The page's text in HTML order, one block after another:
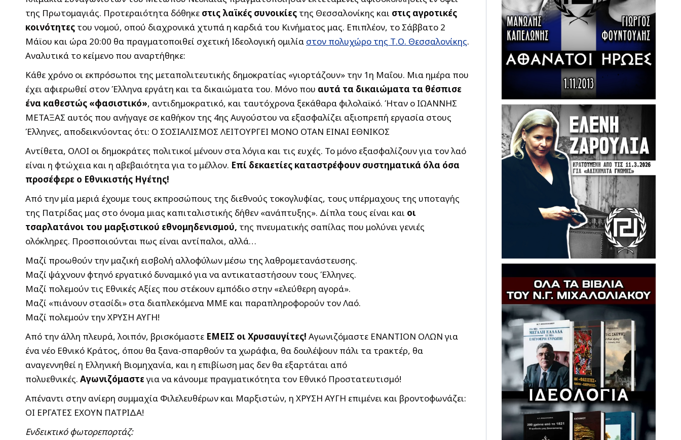
της Πρωτομαγιάς. Προτεραιότητα δόθηκε στις λαϊκές συνοικίες της Θεσσαλονίκης και στις αγροτικές
κοινότητες του νομού, οπού διαχρονικά χτυπά η καρδιά του Κινήματος μας. Επιπλέον, το Σάββατο 2
Μάϊου και ώρα 20:00 θα πραγματοποιθεί σχετική Ιδεολογική ομιλία στον πολυχώρο της Τ.Ο. Θεσσαλονίκης.
Αναλυτικά το κείμενο που αναρτήθηκε:
Κάθε χρόνο οι εκπρόσωποι της μεταπολιτευτικής δημοκρατίας «γιορτάζουν» την 1η Μαΐου. Μια ημέρα που
έχει αφιερωθεί στον Έλληνα εργάτη και τα δικαιώματα του. Μόνο που αυτά τα δικαιώματα τα θέσπισε
ένα καθεστώς «φασιστικό», αντιδημοκρατικό, και ταυτόχρονα ξεκάθαρα φιλολαϊκό. Ήταν ο ΙΩΑΝΝΗΣ
ΜΕΤΑΞΑΣ αυτός που ανήγαγε σε καθήκον της 4ης Αυγούστου να εξασφαλίζει αξιοπρεπή εργασία στους
Έλληνες, αποδεικνύοντας ότι: Ο ΣΟΣΙΑΛΙΣΜΟΣ ΛΕΙΤΟΥΡΓΕΙ ΜΟΝΟ ΟΤΑΝ ΕΙΝΑΙ ΕΘΝΙΚΟΣ
Αντίθετα, ΟΛΟΙ οι δημοκράτες πολιτικοί μένουν στα λόγια και τις ευχές. Το μόνο εξασφαλίζουν για τον λαό
είναι η φτώχεια και η αβεβαιότητα για το μέλλον. Επί δεκαετίες καταστρέφουν συστηματικά όλα όσα
προσέφερε ο Εθνικιστής Ηγέτης!
Από την μία μεριά έχουμε τους εκπροσώπους της διεθνούς τοκογλυφίας, τους υπέρμαχους της υποταγής
της Πατρίδας μας στο όνομα μιας καπιταλιστικής δήθεν «ανάπτυξης». Δίπλα τους είναι και οι
τσαρλατάνοι του μαρξιστικού εθνομηδενισμού, της πνευματικής σαπίλας που μολύνει γενιές
ολόκληρες. Προσποιούνται πως είναι αντίπαλοι, αλλά…
Μαζί προωθούν την μαζική εισβολή αλλοφύλων μέσω της λαθρομετανάστευσης.
Μαζί ψάχνουν φτηνό εργατικό δυναμικό για να αντικαταστήσουν τους Έλληνες.
Μαζί πολεμούν τις Εθνικές Αξίες που στέκουν εμπόδιο στην «ελεύθερη αγορά».
Μαζί «πιάνουν στασίδι» στα διαπλεκόμενα ΜΜΕ και παραπληροφορούν τον Λαό.
Μαζί πολεμούν την ΧΡΥΣΗ ΑΥΓΗ!
Από την άλλη πλευρά, λοιπόν, βρισκόμαστε ΕΜΕΙΣ οι Χρυσαυγίτες! Αγωνιζόμαστε ΕΝΑΝΤΙΟΝ ΟΛΩΝ για
ένα νέο Εθνικό Κράτος, όπου θα ξανα-σπαρθούν τα χωράφια, θα δουλέψουν πάλι τα τρακτέρ, θα
αναγεννηθεί η Ελληνική Βιομηχανία, και η επιβίωση μας δεν θα εξαρτάται από
πολυεθνικές. Αγωνιζόμαστεγια να κάνουμε πραγματικότητα τον Εθνικό Προστατευτισμό!
Απέναντι στην ανίερη συμμαχία Φιλελευθέρων και Μαρξιστών, η ΧΡΥΣΗ ΑΥΓΗ επιμένει και βροντοφωνάζει:
ΟΙ ΕΡΓΑΤΕΣ ΕΧΟΥΝ ΠΑΤΡΙΔΑ!
Ενδεικτικό φωτορεπορτάζ: